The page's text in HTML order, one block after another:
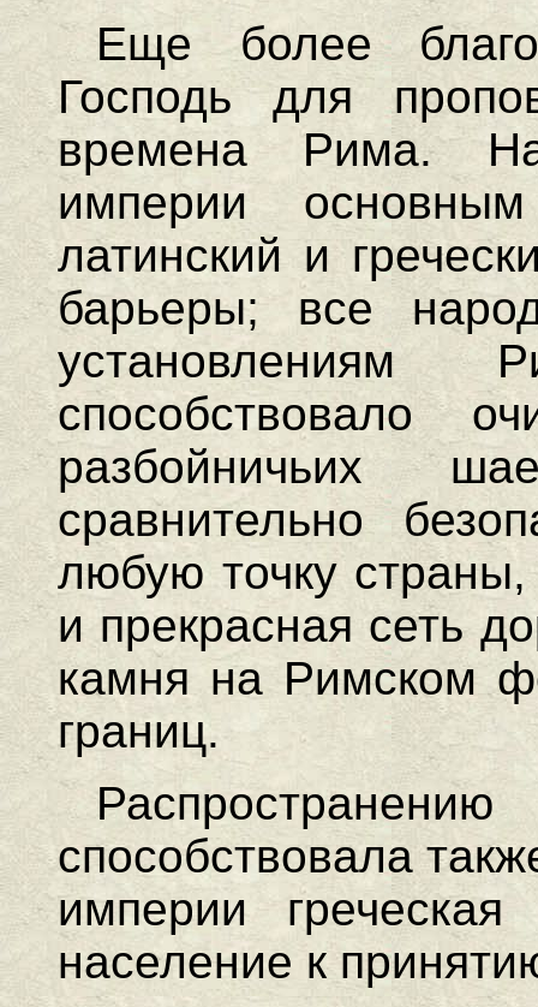
Еще более
Господь для
времена Рима. На
империи
латинский и
барьеры; все
установлениям
способствовало
разбойничьих
сравнительно
любую точку
и прекрасная сеть
камня на Римском
границ.
способствовала
империи греческая
население к